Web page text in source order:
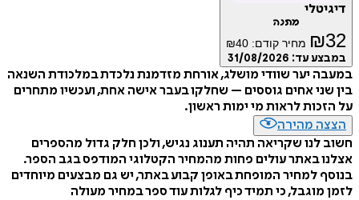
דיגיטלי
מתנה
₪32 מחיר קודם: ₪40
במבצע עד: 31/08/2026
במעבה יער שוודי מושלג, אורחת מזדמנת נלכדת במלכודת השנאה
בין שני אחים גוססים – שחלקו בעבר אישה אחת, ועכשיו מתחרים
על הזכות לראות מי ימות ראשון.
הצצה מהירה
חשוב לנו שקריאה תהיה תענוג נגיש, ולכן חלק גדול מהספרים
אצלנו באתר עולים פחות מהמחיר הקטלוגי המודפס בגב הספר.
בנוסף למחיר המופחת באופן קבוע באתר, יש גם מבצעים מיוחדים
לזמן מוגבל, כי תמיד כיף לגלות עוד ספר במחיר מעולה